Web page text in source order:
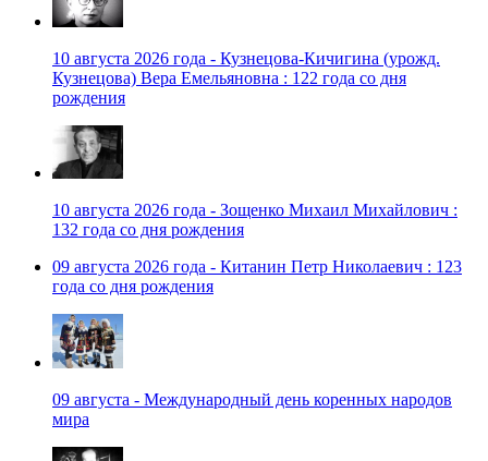
10 августа 2026 года - Кузнецова-Кичигина (урожд.
Кузнецова) Вера Емельяновна : 122 года со дня
рождения
10 августа 2026 года - Зощенко Михаил Михайлович :
132 года со дня рождения
09 августа 2026 года - Китанин Петр Николаевич : 123
года со дня рождения
09 августа - Международный день коренных народов
мира